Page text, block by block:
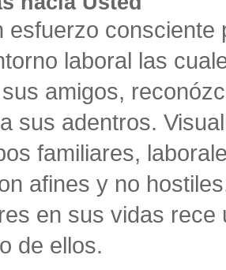
esfuerzo
laboral las
amigos,
sus adentros.
familiares,
afines y no
en sus vidas
de ellos.